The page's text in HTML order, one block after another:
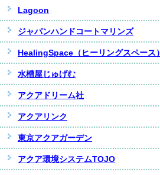
Lagoon
ジャパンハンドコートマリンズ
HealingSpace（ヒーリングスペース）
水槽屋じゅげむ
アクアドリーム社
アクアリンク
東京アクアガーデン
アクア環境システムTOJO